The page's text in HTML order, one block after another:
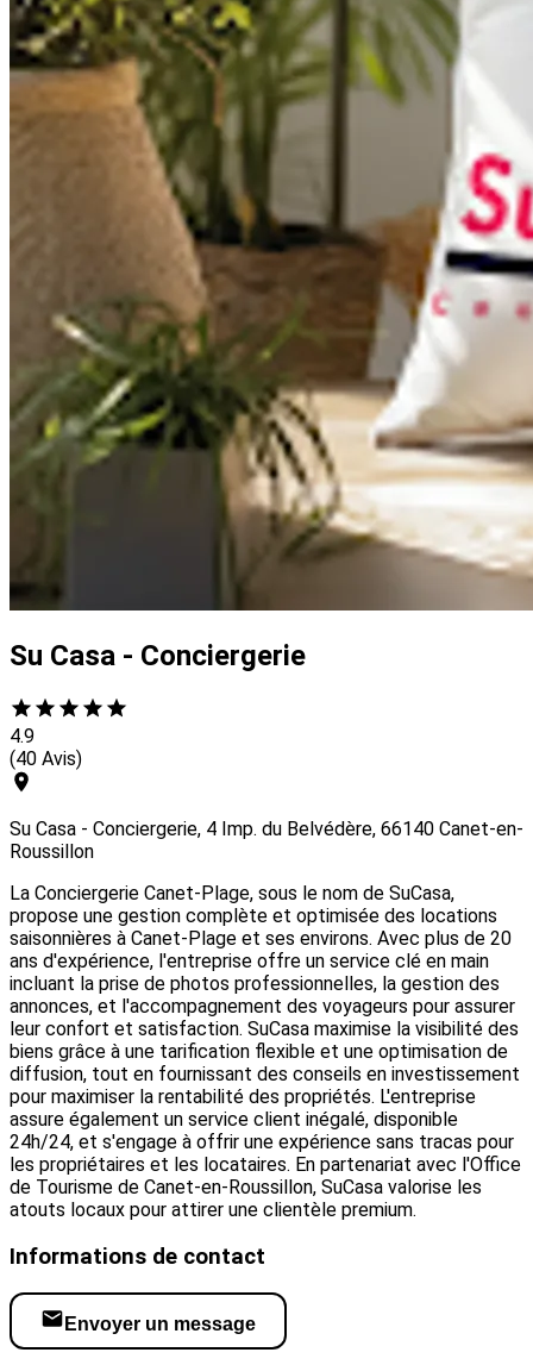
Su Casa - Conciergerie
4.9
(40 Avis)
Su Casa - Conciergerie, 4 Imp. du Belvédère, 66140 Canet-en-
Roussillon
La Conciergerie Canet-Plage, sous le nom de SuCasa,
propose une gestion complète et optimisée des locations
saisonnières à Canet-Plage et ses environs. Avec plus de 20
ans d'expérience, l'entreprise offre un service clé en main
incluant la prise de photos professionnelles, la gestion des
annonces, et l'accompagnement des voyageurs pour assurer
leur confort et satisfaction. SuCasa maximise la visibilité des
biens grâce à une tarification flexible et une optimisation de
diffusion, tout en fournissant des conseils en investissement
pour maximiser la rentabilité des propriétés. L'entreprise
assure également un service client inégalé, disponible
24h/24, et s'engage à offrir une expérience sans tracas pour
les propriétaires et les locataires. En partenariat avec l'Office
de Tourisme de Canet-en-Roussillon, SuCasa valorise les
atouts locaux pour attirer une clientèle premium.
Informations de contact
Envoyer un message